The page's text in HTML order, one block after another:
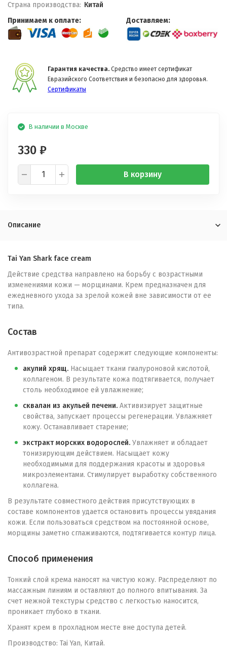
Страна производства: Китай
Принимаем к оплате:
Доставляем:
Гарантия качества. Средство имеет сертификат
Евразийского Соответствия и безопасно для здоровья.
Сертификаты
В наличии в Москве
330 ₽
В корзину
Описание
Tai Yan Shark face cream
Действие средства направлено на борьбу с возрастными
изменениями кожи — морщинами. Крем предназначен для
ежедневного ухода за зрелой кожей вне зависимости от ее
типа.
Состав
Антивозрастной препарат содержит следующие компоненты:
акулий хрящ. Насыщает ткани гиалуроновой кислотой,
коллагеном. В результате кожа подтягивается, получает
столь необходимое ей увлажнение;
сквалан из акульей печени. Активизирует защитные
свойства, запускает процессы регенерации. Увлажняет
кожу. Останавливает старение;
экстракт морских водорослей. Увлажняет и обладает
тонизирующим действием. Насыщает кожу
необходимыми для поддержания красоты и здоровья
микроэлементами. Стимулирует выработку собственного
коллагена.
В результате совместного действия присутствующих в
составе компонентов удается остановить процессы увядания
кожи. Если пользоваться средством на постоянной основе,
морщины заметно сглаживаются, подтягивается контур лица.
Способ применения
Тонкий слой крема наносят на чистую кожу. Распределяют по
массажным линиям и оставляют до полного впитывания. За
счет нежной текстуры средство с легкостью наносится,
проникает глубоко в ткани.
Хранят крем в прохладном месте вне доступа детей.
Производство: Tai Yan, Китай.